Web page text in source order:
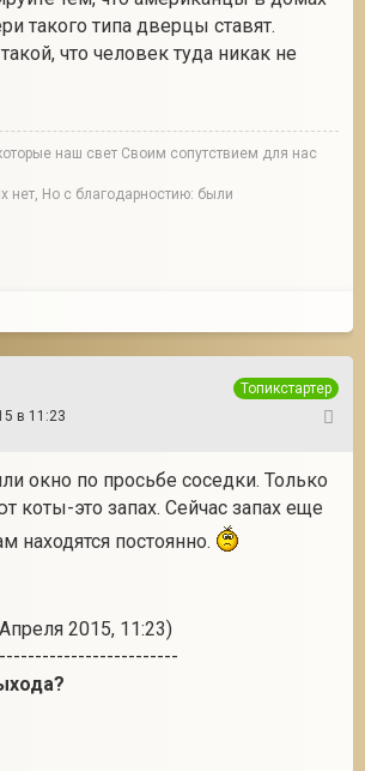
такого типа дверцы ставят.
что человек туда никак не
наш свет Своим сопутствием для нас
нет, Но с благодарностию: были
Топикстартер
в 11:23
окно по просьбе соседки. Только
коты-это запах. Сейчас запах еще
находятся постоянно.
2015, 11:23)